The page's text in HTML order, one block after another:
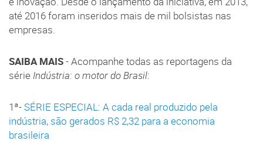
até 2016 foram inseridos mais de mil bolsistas nas
empresas.
SAIBA MAIS- Acompanhe todas as reportagens da
série Indústria: o motor do Brasil:
1ª-SÉRIE ESPECIAL: A cada real produzido pela
indústria, são gerados R$ 2,32 para a economia
brasileira